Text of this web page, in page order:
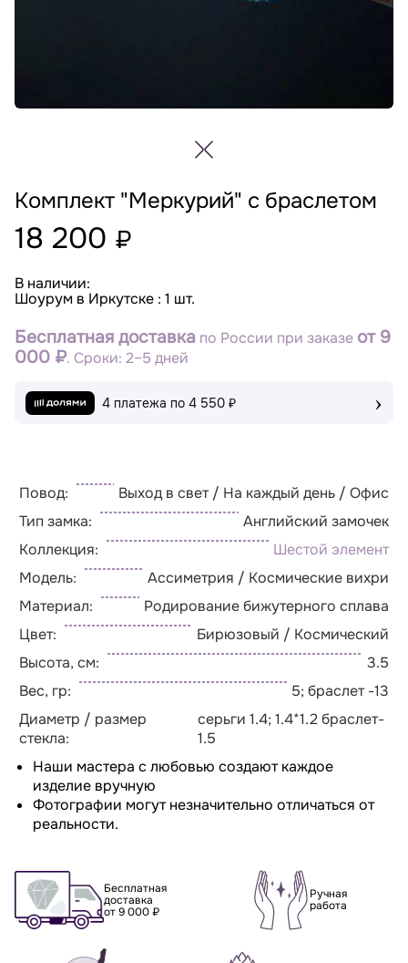
Комплект "Меркурий" с браслетом
18 200 ₽
В наличии:
Шоурум в Иркутске : 1 шт.
Бесплатная доставка по России при заказе от 9
000 ₽. Сроки: 2–5 дней
4 платежа по 4 550 ₽ ›
Повод:
Выход в свет / На каждый день / Офис
Тип замка:
Английский замочек
Коллекция:
Шестой элемент
Модель:
Ассиметрия / Космические вихри
Материал:
Родирование бижутерного сплава
Цвет:
Бирюзовый / Космический
Высота, см:
3.5
Вес, гр:
5; браслет -13
Диаметр / размер
стекла:
серьги 1.4; 1.4*1.2 браслет-
1.5
Наши мастера с любовью создают каждое
изделие вручную
Фотографии могут незначительно отличаться от
реальности.
Бесплатная
доставка
от 9 000 ₽
Ручная
работа